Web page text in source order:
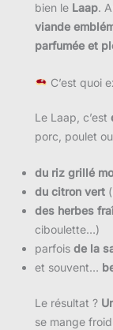
bien le Laap.
viande
parfumée et
C’est quoi
Le Laap, c’est
porc, poulet
du riz grillé
du citron vert
des herbes
ciboulette…)
parfois de la
et souvent…
Le résultat ?
se mange froid,